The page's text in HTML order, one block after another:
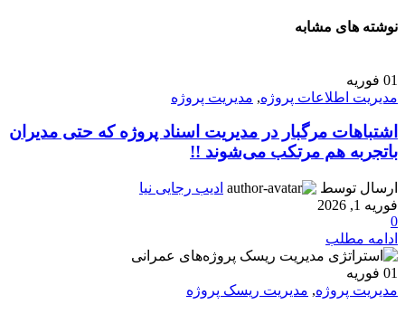
نوشته های مشابه
01 فوریه
مدیریت اطلاعات پروژه, مدیریت پروژه
اشتباهات مرگبار در مدیریت اسناد پروژه که حتی مدیران
باتجربه هم مرتکب می‌شوند !!
ارسال توسط
ادیب رجایی نیا
فوریه 1, 2026
0
ادامه مطلب
01 فوریه
مدیریت پروژه, مدیریت ریسک پروژه